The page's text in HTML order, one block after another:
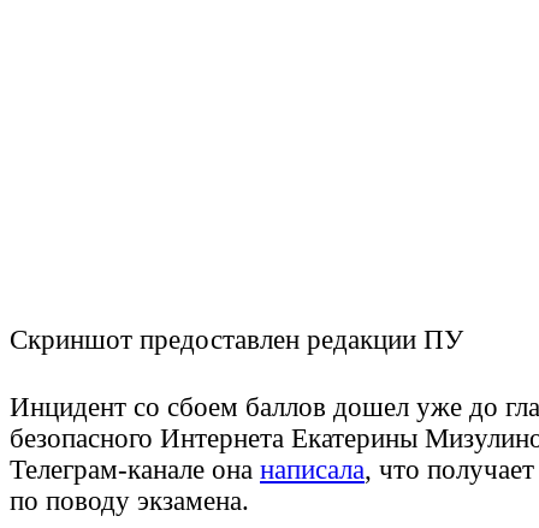
Скриншот предоставлен редакции ПУ
Инцидент со сбоем баллов дошел уже до
безопасного Интернета Екатерины
Телеграм-канале она написала, что
по поводу экзамена.